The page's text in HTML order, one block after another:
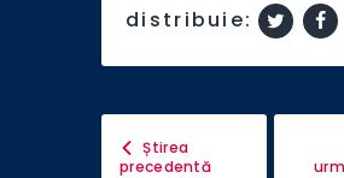
distribuie:
Știrea
precedentă